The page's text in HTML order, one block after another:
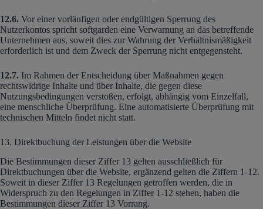
12.6. Vor einer vorläufigen oder endgültigen Sperrung des
Nutzerkontos spricht softgarden eine Verwarnung an das betreffende
Unternehmen aus, soweit dies zur Wahrung der Verhältnismäßigkeit
erforderlich ist und dem Zweck der Sperrung nicht entgegensteht.
12.7. Im Rahmen der Entscheidung über Maßnahmen gegen
rechtswidrige Inhalte und über Inhalte, die gegen diese
Nutzungsbedingungen verstoßen, erfolgt, abhängig vom Einzelfall,
eine menschliche Überprüfung. Eine automatisierte Überprüfung mit
technischen Mitteln findet nicht statt.
13. Direktbuchung der Leistungen über die Website
Die Bestimmungen dieser Ziffer 13 gelten ausschließlich für
Direktbuchungen über die Website, ergänzend gelten die Ziffern 1-12.
Soweit in dieser Ziffer 13 Regelungen getroffen werden, die in
Widerspruch zu den Regelungen in Ziffer 1-12 stehen, haben die
Bestimmungen dieser Ziffer 13 Vorrang.